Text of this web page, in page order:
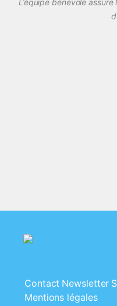
L’équipe bénévole
Contact Newsletter
Mentions légales